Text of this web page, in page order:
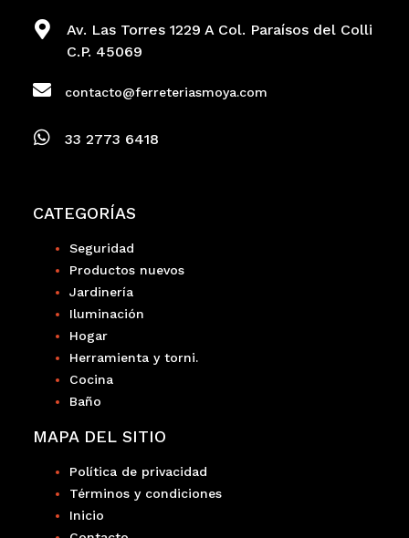
MAPA DEL SITIO
Política de privacidad
Términos y condiciones
Inicio
CATEGORÍAS
Seguridad
Productos nuevos
Jardinería
Iluminación
Hogar
Herramienta y torni.
Cocina
Baño
Av. Las Torres 1229 A Col. Paraísos del Colli
C.P. 45069
contacto@ferreteriasmoya.com
33 2773 6418